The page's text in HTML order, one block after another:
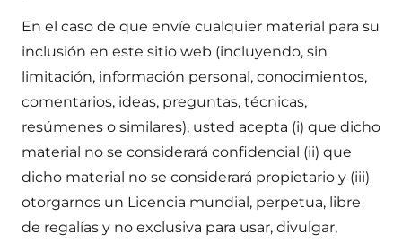
En el caso de que envíe cualquier material para su
inclusión en este sitio web (incluyendo, sin
limitación, información personal, conocimientos,
comentarios, ideas, preguntas, técnicas,
resúmenes o similares), usted acepta (i) que dicho
material no se considerará confidencial (ii) que
dicho material no se considerará propietario y (iii)
otorgarnos un Licencia mundial, perpetua, libre
de regalías y no exclusiva para usar, divulgar,